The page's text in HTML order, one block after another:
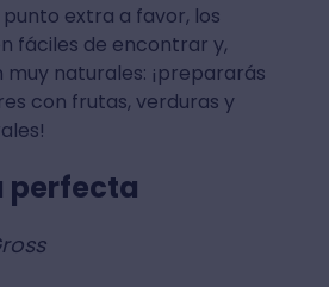
extra a favor, los
fáciles de encontrar y,
muy naturales: ¡prepararás
con frutas, verduras y
perfecta